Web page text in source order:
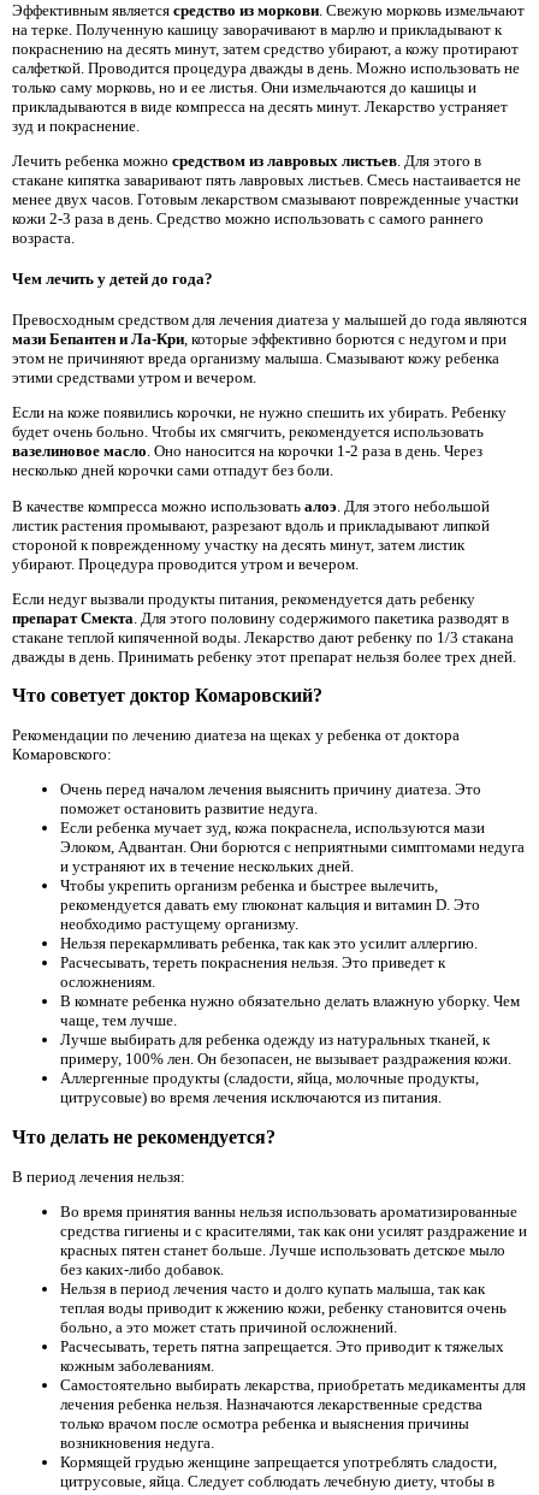
Эффективным является средство из моркови. Свежую морковь измельчают
на терке. Полученную кашицу заворачивают в марлю и прикладывают к
покраснению на десять минут, затем средство убирают, а кожу протирают
салфеткой. Проводится процедура дважды в день. Можно использовать не
только саму морковь, но и ее листья. Они измельчаются до кашицы и
прикладываются в виде компресса на десять минут. Лекарство устраняет
зуд и покраснение.
Лечить ребенка можно средством из лавровых листьев. Для этого в
стакане кипятка заваривают пять лавровых листьев. Смесь настаивается не
менее двух часов. Готовым лекарством смазывают поврежденные участки
кожи 2-3 раза в день. Средство можно использовать с самого раннего
возраста.
Чем лечить у детей до года?
Превосходным средством для лечения диатеза у малышей до года являются
мази Бепантен и Ла-Кри , которые эффективно борются с недугом и при
этом не причиняют вреда организму малыша. Смазывают кожу ребенка
этими средствами утром и вечером.
Если на коже появились корочки, не нужно спешить их убирать. Ребенку
будет очень больно. Чтобы их смягчить, рекомендуется использовать
вазелиновое масло. Оно наносится на корочки 1-2 раза в день. Через
несколько дней корочки сами отпадут без боли.
В качестве компресса можно использовать алоэ . Для этого небольшой
листик растения промывают, разрезают вдоль и прикладывают липкой
стороной к поврежденному участку на десять минут, затем листик
убирают. Процедура проводится утром и вечером.
Если недуг вызвали продукты питания, рекомендуется дать ребенку
препарат Смекта . Для этого половину содержимого пакетика разводят в
стакане теплой кипяченной воды. Лекарство дают ребенку по 1/3 стакана
дважды в день. Принимать ребенку этот препарат нельзя более трех дней.
Что советует доктор Комаровский?
Рекомендации по лечению диатеза на щеках у ребенка от доктора
Комаровского:
Очень перед началом лечения выяснить причину диатеза. Это
поможет остановить развитие недуга.
Если ребенка мучает зуд, кожа покраснела, используются мази
Элоком, Адвантан. Они борются с неприятными симптомами недуга
и устраняют их в течение нескольких дней.
Чтобы укрепить организм ребенка и быстрее вылечить,
рекомендуется давать ему глюконат кальция и витамин D. Это
необходимо растущему организму.
Нельзя перекармливать ребенка, так как это усилит аллергию.
Расчесывать, тереть покраснения нельзя. Это приведет к
осложнениям.
В комнате ребенка нужно обязательно делать влажную уборку. Чем
чаще, тем лучше.
Лучше выбирать для ребенка одежду из натуральных тканей, к
примеру, 100% лен. Он безопасен, не вызывает раздражения кожи.
Аллергенные продукты (сладости, яйца, молочные продукты,
цитрусовые) во время лечения исключаются из питания.
Что делать не рекомендуется?
В период лечения нельзя:
Во время принятия ванны нельзя использовать ароматизированные
средства гигиены и с красителями, так как они усилят раздражение и
красных пятен станет больше. Лучше использовать детское мыло
без каких-либо добавок.
Нельзя в период лечения часто и долго купать малыша, так как
теплая воды приводит к жжению кожи, ребенку становится очень
больно, а это может стать причиной осложнений.
Расчесывать, тереть пятна запрещается. Это приводит к тяжелых
кожным заболеваниям.
Самостоятельно выбирать лекарства, приобретать медикаменты для
лечения ребенка нельзя. Назначаются лекарственные средства
только врачом после осмотра ребенка и выяснения причины
возникновения недуга.
Кормящей грудью женщине запрещается употреблять сладости,
цитрусовые, яйца. Следует соблюдать лечебную диету, чтобы в